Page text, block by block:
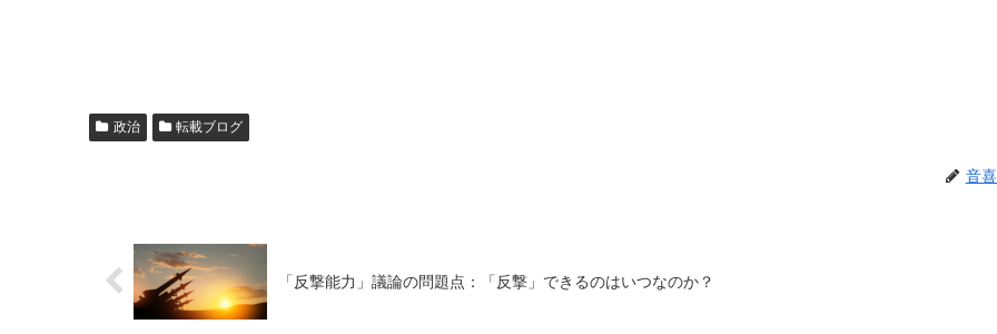
政治 転載ブログ
音
「反撃能力」議論の問題点：「反撃」できるのはいつなのか？